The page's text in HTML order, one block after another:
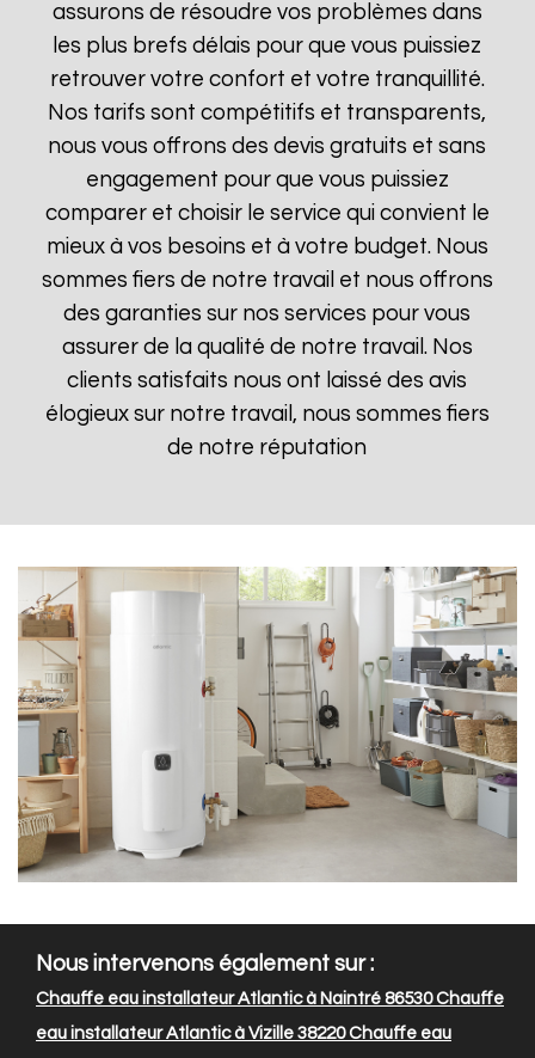
assurons de résoudre vos problèmes dans
les plus brefs délais pour que vous puissiez
retrouver votre confort et votre tranquillité.
Nos tarifs sont compétitifs et transparents,
nous vous offrons des devis gratuits et sans
engagement pour que vous puissiez
comparer et choisir le service qui convient le
mieux à vos besoins et à votre budget. Nous
sommes fiers de notre travail et nous offrons
des garanties sur nos services pour vous
assurer de la qualité de notre travail. Nos
clients satisfaits nous ont laissé des avis
élogieux sur notre travail, nous sommes fiers
de notre réputation
Nous intervenons également sur :
Chauffe eau installateur Atlantic à Naintré 86530Chauffe
eau installateur Atlantic à Vizille 38220Chauffe eau